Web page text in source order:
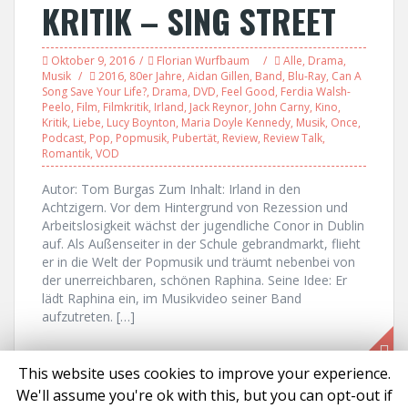
KRITIK – SING STREET
Oktober 9, 2016 Florian Wurfbaum Alle, Drama,
Musik
2016, 80er Jahre, Aidan Gillen, Band, Blu-Ray, Can A
Song Save Your Life?, Drama, DVD, Feel Good, Ferdia Walsh-
Peelo, Film, Filmkritik, Irland, Jack Reynor, John Carny, Kino,
Kritik, Liebe, Lucy Boynton, Maria Doyle Kennedy, Musik, Once,
Podcast, Pop, Popmusik, Pubertät, Review, Review Talk,
Romantik, VOD
Autor: Tom Burgas Zum Inhalt: Irland in den
Achtzigern. Vor dem Hintergrund von Rezession und
Arbeitslosigkeit wächst der jugendliche Conor in Dublin
auf. Als Außenseiter in der Schule gebrandmarkt, flieht
er in die Welt der Popmusik und träumt nebenbei von
der unerreichbaren, schönen Raphina. Seine Idee: Er
lädt Raphina ein, im Musikvideo seiner Band
aufzutreten. […]
This website uses cookies to improve your experience.
We'll assume you're ok with this, but you can opt-out if